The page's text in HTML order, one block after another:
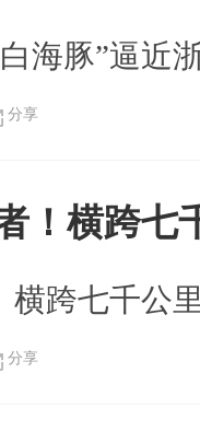
海豚”逼近
分享
！横跨七
横跨七千公
分享